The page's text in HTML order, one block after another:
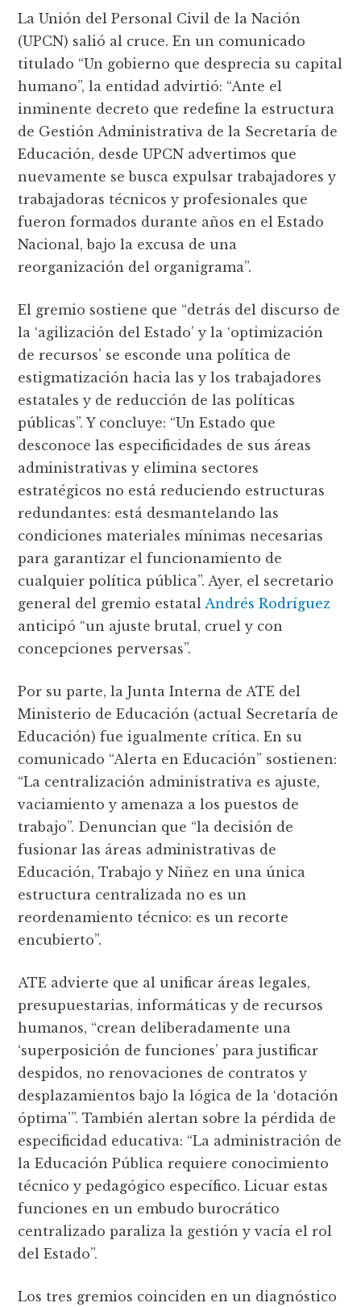
La Unión del Personal Civil de la Nación
(UPCN) salió al cruce. En un comunicado
titulado “Un gobierno que desprecia su capital
humano”, la entidad advirtió: “Ante el
inminente decreto que redefine la estructura
de Gestión Administrativa de la Secretaría de
Educación, desde UPCN advertimos que
nuevamente se busca expulsar trabajadores y
trabajadoras técnicos y profesionales que
fueron formados durante años en el Estado
Nacional, bajo la excusa de una
reorganización del organigrama”.
El gremio sostiene que “detrás del discurso de
la ‘agilización del Estado’ y la ‘optimización
de recursos’ se esconde una política de
estigmatización hacia las y los trabajadores
estatales y de reducción de las políticas
públicas”. Y concluye: “Un Estado que
desconoce las especificidades de sus áreas
administrativas y elimina sectores
estratégicos no está reduciendo estructuras
redundantes: está desmantelando las
condiciones materiales mínimas necesarias
para garantizar el funcionamiento de
cualquier política pública”. Ayer, el secretario
general del gremio estatalAndrés Rodríguez
anticipó “un ajuste brutal, cruel y con
concepciones perversas”.
Por su parte, la Junta Interna de ATE del
Ministerio de Educación (actual Secretaría de
Educación) fue igualmente crítica. En su
comunicado “Alerta en Educación” sostienen:
“La centralización administrativa es ajuste,
vaciamiento y amenaza a los puestos de
trabajo”. Denuncian que “la decisión de
fusionar las áreas administrativas de
Educación, Trabajo y Niñez en una única
estructura centralizada no es un
reordenamiento técnico: es un recorte
encubierto”.
ATE advierte que al unificar áreas legales,
presupuestarias, informáticas y de recursos
humanos, “crean deliberadamente una
‘superposición de funciones’ para justificar
despidos, no renovaciones de contratos y
desplazamientos bajo la lógica de la ‘dotación
óptima’”. También alertan sobre la pérdida de
especificidad educativa: “La administración de
la Educación Pública requiere conocimiento
técnico y pedagógico específico. Licuar estas
funciones en un embudo burocrático
centralizado paraliza la gestión y vacía el rol
del Estado”.
Los tres gremios coinciden en un diagnóstico